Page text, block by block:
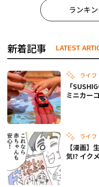
ランキ
新着記事 LATEST
ライフ
「
ミニカー
ライフ
【漫画】
気!? イク